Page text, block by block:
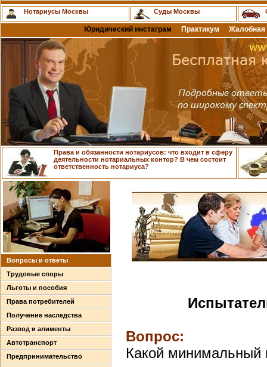
Нотариусы Москвы Суды Москвы
Юридический инстаграм Практикум Жалобная
Права и обязанности нотариусов: что входит в сферу
деятельности нотариальных контор? В чем состоит
ответственность нотариуса?
Вопросы и ответы
Трудовые споры
Льготы и пособия
Права потребителей
Получение наследства
Развод и алименты
Автотранспорт
Предпринимательство
Вопрос:
Какой минимальный